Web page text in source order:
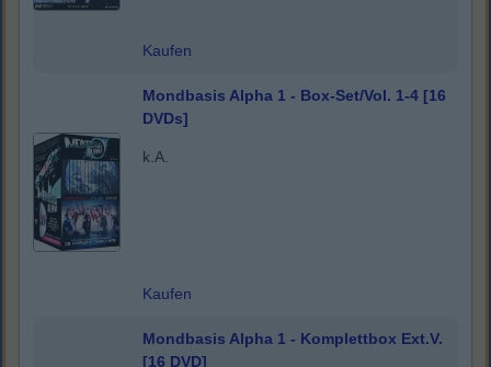
Kaufen
Mondbasis Alpha 1 - Box-Set/Vol. 1-4 [16
DVDs]
k.A.
Kaufen
Mondbasis Alpha 1 - Komplettbox Ext.V.
[16 DVD]